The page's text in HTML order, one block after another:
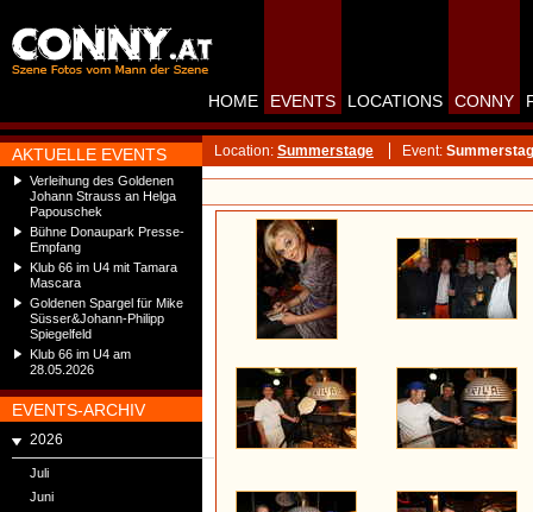
AKTUELLE EVENTS
Verleihung des Goldenen
Johann Strauss an Helga
Papouschek
Bühne Donaupark Presse-
Empfang
Klub 66 im U4 mit Tamara
Mascara
Goldenen Spargel für Mike
Süsser&Johann-Philipp
Spiegelfeld
Klub 66 im U4 am
28.05.2026
EVENTS-ARCHIV
2026
Juli
Juni
HOME EVENTS LOCATIONS CONNY
Location: Summerstage Event: